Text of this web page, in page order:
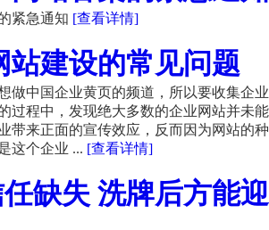
紧急通知 [查看详情]
站建设的常见问题
做中国企业黄页的频道，所以要收集企业
过程中，发现绝大多数的企业网站并未能
带来正面的宣传效应，反而因为网站的种
这个企业 ... [查看详情]
缺失 洗牌后方能迎